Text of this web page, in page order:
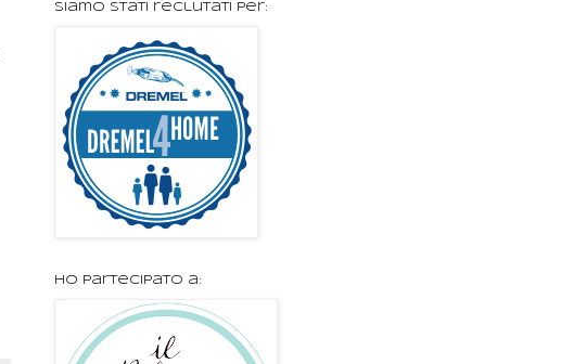
Siamo stati reclutati per:
Ho partecipato a: